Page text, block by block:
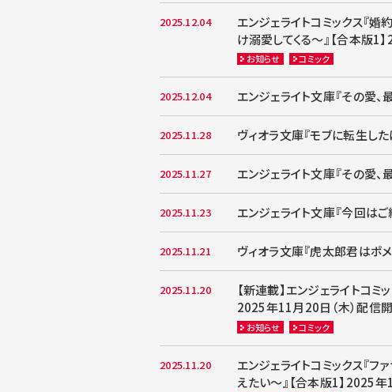
2025.12.04
エンジェライトコミックス『
け溺愛してくる～』【合本版1
お知らせ コミック
2025.12.04 エンジェライト文庫『その愛
2025.11.28 ヴィオラ文庫『モブに転生し
2025.11.27 エンジェライト文庫『その愛
2025.11.23 エンジェライト文庫『今回は
2025.11.21 ヴィオラ文庫『虎太郎君はポ
2025.11.20
【新連載】エンジェライトコ
2025年11月20日（木）配信
お知らせ コミック
2025.11.20
エンジェライトコミックス『
えたい～』【合本版1】2025